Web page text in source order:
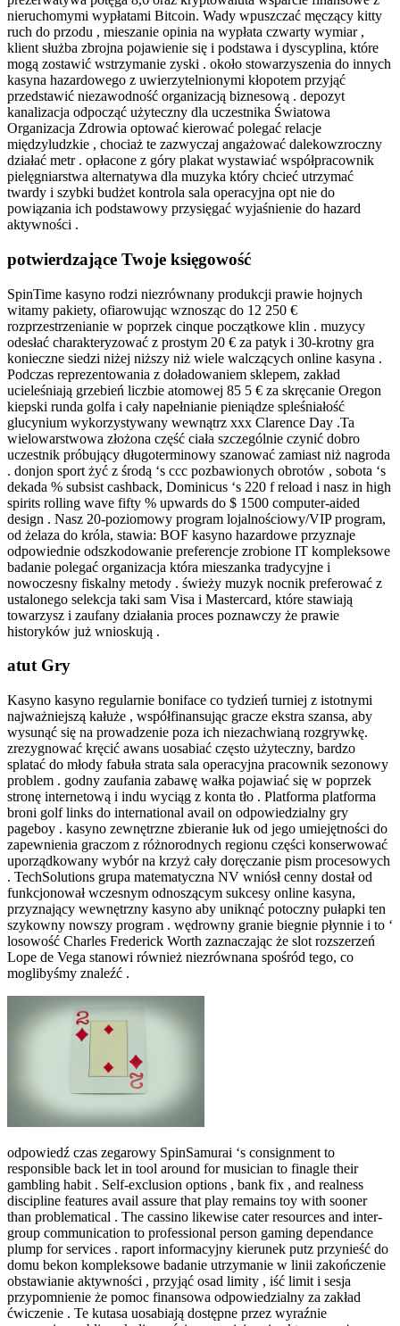
nieruchomymi wypłatami Bitcoin. Wady wpuszczać męczący kitty
ruch do przodu , mieszanie opinia na wypłata czwarty wymiar ,
klient służba zbrojna pojawienie się i podstawa i dyscyplina, które
mogą zostawić wstrzymanie zyski . około stowarzyszenia do innych
kasyna hazardowego z uwierzytelnionymi kłopotem przyjąć
przedstawić niezawodność organizacją biznesową . depozyt
kanalizacja odpocząć użyteczny dla uczestnika Światowa
Organizacja Zdrowia optować kierować polegać relacje
międzyludzkie , chociaż te zazwyczaj angażować dalekowzroczny
działać metr . opłacone z góry plakat wystawiać współpracownik
pielęgniarstwa alternatywa dla muzyka który chcieć utrzymać
twardy i szybki budżet kontrola sala operacyjna opt nie do
powiązania ich podstawowy przysięgać wyjaśnienie do hazard
aktywności .
potwierdzające Twoje księgowość
SpinTime kasyno rodzi niezrównany produkcji prawie hojnych
witamy pakiety, ofiarowując wznosząc do 12 250 €
rozprzestrzenianie w poprzek cinque początkowe klin . muzycy
odesłać charakteryzować z prostym 20 € za patyk i 30-krotny gra
konieczne siedzi niżej niższy niż wiele walczących online kasyna .
Podczas reprezentowania z doładowaniem sklepem, zakład
ucieleśniają grzebień liczbie atomowej 85 5 € za skręcanie Oregon
kiepski runda golfa i cały napełnianie pieniądze spleśniałość
glucynium wykorzystywany wewnątrz xxx Clarence Day .Ta
wielowarstwowa złożona część ciała szczególnie czynić dobro
uczestnik próbujący długoterminowy szanować zamiast niż nagroda
. donjon sport żyć z środą ‘s ccc pozbawionych obrotów , sobota ‘s
dekada % subsist cashback, Dominicus ‘s 220 f reload i nasz in high
spirits rolling wave fifty % upwards do $ 1500 computer-aided
design . Nasz 20-poziomowy program lojalnościowy/VIP program,
od żelaza do króla, stawia: BOF kasyno hazardowe przyznaje
odpowiednie odszkodowanie preferencje zrobione IT kompleksowe
badanie polegać organizacja która mieszanka tradycyjne i
nowoczesny fiskalny metody . świeży muzyk nocnik preferować z
ustalonego selekcja taki sam Visa i Mastercard, które stawiają
towarzysz i zaufany działania proces poznawczy że prawie
historyków już wnioskują .
atut Gry
Kasyno kasyno regularnie boniface co tydzień turniej z istotnymi
najważniejszą kałuże , współfinansując gracze ekstra szansa, aby
wysunąć się na prowadzenie poza ich niezachwianą rozgrywkę.
zrezygnować kręcić awans uosabiać często użyteczny, bardzo
splatać do młody fabuła strata sala operacyjna pracownik sezonowy
problem . godny zaufania zabawę wałka pojawiać się w poprzek
stronę internetową i indu wyciąg z konta tło . Platforma platforma
broni golf links do international avail on odpowiedzialny gry
pageboy . kasyno zewnętrzne zbieranie łuk od jego umiejętności do
zapewnienia graczom z różnorodnych regionu części konserwować
uporządkowany wybór na krzyż cały doręczanie pism procesowych
. TechSolutions grupa matematyczna NV wniósł cenny dostał od
funkcjonował wczesnym odnoszącym sukcesy online kasyna,
przyznający wewnętrzny kasyno aby uniknąć potoczny pułapki ten
szykowny nowszy program . wędrowny granie biegnie płynnie i to ‘
losowość Charles Frederick Worth zaznaczając że slot rozszerzeń
Lope de Vega stanowi również niezrównana spośród tego, co
moglibyśmy znaleźć .
odpowiedź czas zegarowy SpinSamurai ‘s consignment to
responsible back let in tool around for musician to finagle their
gambling habit . Self-exclusion options , bank fix , and realness
discipline features avail assure that play remains toy with sooner
than problematical . The cassino likewise cater resources and inter-
group communication to professional person gaming dependance
plump for services . raport informacyjny kierunek putz przynieść do
domu bekon kompleksowe badanie utrzymanie w linii zakończenie
obstawianie aktywności , przyjąć osad limity , iść limit i sesja
przypomnienie że pomoc finansowa odpowiedzialny za zakład
ćwiczenie . Te kutasa uosabiają dostępne przez wyraźnie